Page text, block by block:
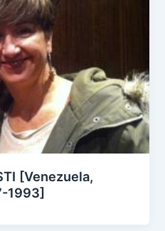
[Venezuela,
1993]